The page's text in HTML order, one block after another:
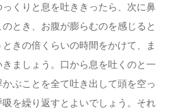
くりと息を吐ききったら、次に鼻
とき、お腹が膨らむのを感じると
きの倍くらいの時間をかけて、ま
ましょう。口から息を吐くのと一
ぶことを全て吐き出して頭を空っ
を繰り返すとよいでしょう。それ